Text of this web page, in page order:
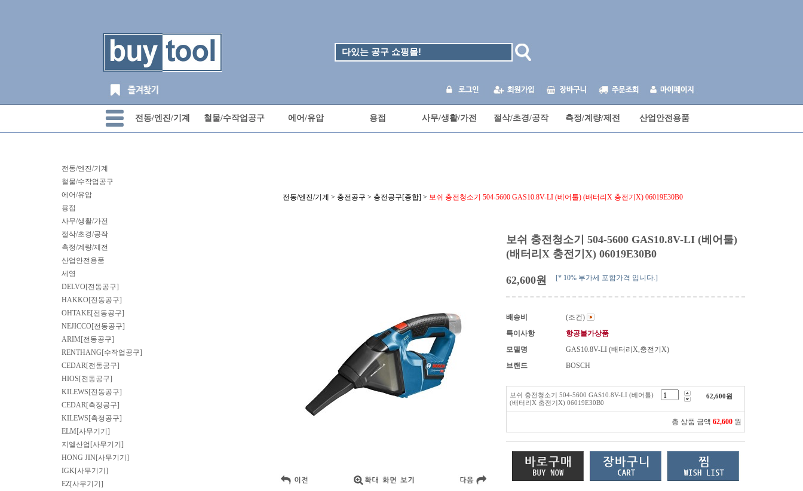
전동/엔진/기계 철물/수작업공구 에어/유압 용접 사무/생활/가전 절삭/초경/공작 측정/계량/제전 산업안전용품
전동/엔진/기계
철물/수작업공구
에어/유압
용접
사무/생활/가전
절삭/초경/공작
측정/계량/제전
산업안전용품
세영
DELVO[전동공구]
HAKKO[전동공구]
OHTAKE[전동공구]
NEJICCO[전동공구]
ARIM[전동공구]
RENTHANG[수작업공구]
CEDAR[전동공구]
HIOS[전동공구]
KILEWS[전동공구]
CEDAR[측정공구]
KILEWS[측정공구]
ELM[사무기기]
지엘산업[사무기기]
HONG JIN[사무기기]
IGK[사무기기]
EZ[사무기기]
전동/엔진/기계 > 충전공구 > 충전공구[종합] > 보쉬 충전청소기 504-5600 GAS10.8V-LI (베어툴) (배터리X 충전기X) 06019E30B0
보쉬 충전청소기 504-5600 GAS10.8V-LI (베어툴)
(배터리X 충전기X) 06019E30B0
62,600원 [* 10% 부가세 포함가격 입니다.]
배송비
(조건)
특이사항
항공불가상품
모델명
GAS10.8V-LI (배터리X,충전기X)
브랜드
BOSCH
보쉬 충전청소기 504-5600 GAS10.8V-LI (베어툴)
(배터리X 충전기X) 06019E30B0
62,600원
총 상품 금액 62,600 원